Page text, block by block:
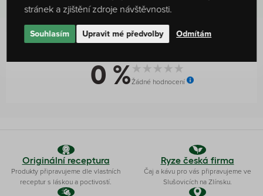
0 %Žádné hodnocení
Originální receptura
Produkty připravujeme dle vlastních
receptur s láskou a poctivostí.
Ryze česká firma
Čaj a kávu pro vás připravujeme ve
Slušovicích na Zlínsku.
stránek a zjištění zdroje návštěvnosti.
Souhlasím Upravit mé předvolby Odmítám